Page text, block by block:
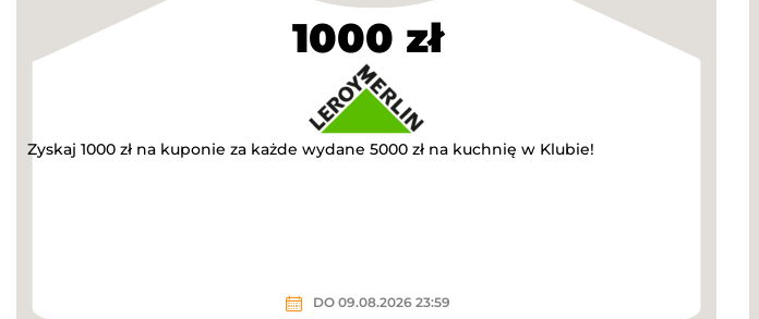
1000 zł
Zyskaj 1000 zł na kuponie za każde wydane 5000 zł na kuchnię w Klubie!
DO 09.08.2026 23:59